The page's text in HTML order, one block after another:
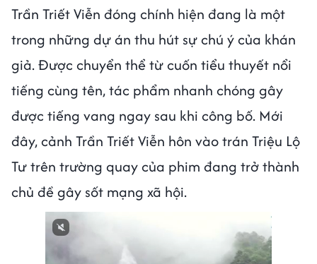
Trần Triết Viễn đóng chính hiện đang là một
trong những dự án thu hút sự chú ý của khán
giả. Được chuyển thể từ cuốn tiểu thuyết nổi
tiếng cùng tên, tác phẩm nhanh chóng gây
được tiếng vang ngay sau khi công bố. Mới
đây, cảnh Trần Triết Viễn hôn vào trán Triệu Lộ
Tư trên trường quay của phim đang trở thành
chủ đề gây sốt mạng xã hội.